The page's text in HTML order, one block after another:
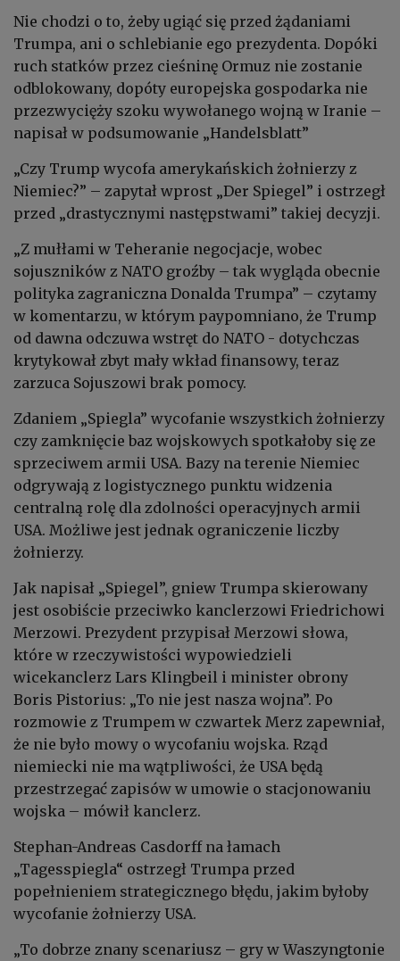
Nie chodzi o to, żeby ugiąć się przed żądaniami
Trumpa, ani o schlebianie ego prezydenta. Dopóki
ruch statków przez cieśninę Ormuz nie zostanie
odblokowany, dopóty europejska gospodarka nie
przezwycięży szoku wywołanego wojną w Iranie –
napisał w podsumowanie „Handelsblatt”
„Czy Trump wycofa amerykańskich żołnierzy z
Niemiec?” – zapytał wprost „Der Spiegel” i ostrzegł
przed „drastycznymi następstwami” takiej decyzji.
„Z mułłami w Teheranie negocjacje, wobec
sojuszników z NATO groźby – tak wygląda obecnie
polityka zagraniczna Donalda Trumpa” – czytamy
w komentarzu, w którym paypomniano, że Trump
od dawna odczuwa wstręt do NATO - dotychczas
krytykował zbyt mały wkład finansowy, teraz
zarzuca Sojuszowi brak pomocy.
Zdaniem „Spiegla” wycofanie wszystkich żołnierzy
czy zamknięcie baz wojskowych spotkałoby się ze
sprzeciwem armii USA. Bazy na terenie Niemiec
odgrywają z logistycznego punktu widzenia
centralną rolę dla zdolności operacyjnych armii
USA. Możliwe jest jednak ograniczenie liczby
żołnierzy.
Jak napisał „Spiegel”, gniew Trumpa skierowany
jest osobiście przeciwko kanclerzowi Friedrichowi
Merzowi. Prezydent przypisał Merzowi słowa,
które w rzeczywistości wypowiedzieli
wicekanclerz Lars Klingbeil i minister obrony
Boris Pistorius: „To nie jest nasza wojna”. Po
rozmowie z Trumpem w czwartek Merz zapewniał,
że nie było mowy o wycofaniu wojska. Rząd
niemiecki nie ma wątpliwości, że USA będą
przestrzegać zapisów w umowie o stacjonowaniu
wojska – mówił kanclerz.
Stephan-Andreas Casdorff na łamach
„Tagesspiegla“ ostrzegł Trumpa przed
popełnieniem strategicznego błędu, jakim byłoby
wycofanie żołnierzy USA.
„To dobrze znany scenariusz – gry w Waszyngtonie